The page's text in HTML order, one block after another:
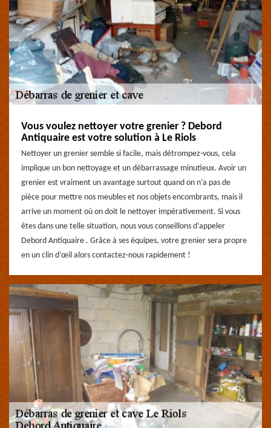
Vous voulez nettoyer votre grenier ? Debord
Antiquaire est votre solution à Le Riols
Nettoyer un grenier semble si facile, mais détrompez-vous, cela
implique un bon nettoyage et un débarrassage minutieux. Avoir un
grenier est vraiment un avantage surtout quand on n’a pas de
pièce pour mettre nos meubles et nos objets encombrants, mais il
arrive un moment où on doit le nettoyer impérativement. Si vous
êtes dans une telle situation, nous vous conseillons d’appeler
Debord Antiquaire . Grâce à ses équipes, votre grenier sera propre
en un clin d’œil alors contactez-nous rapidement !